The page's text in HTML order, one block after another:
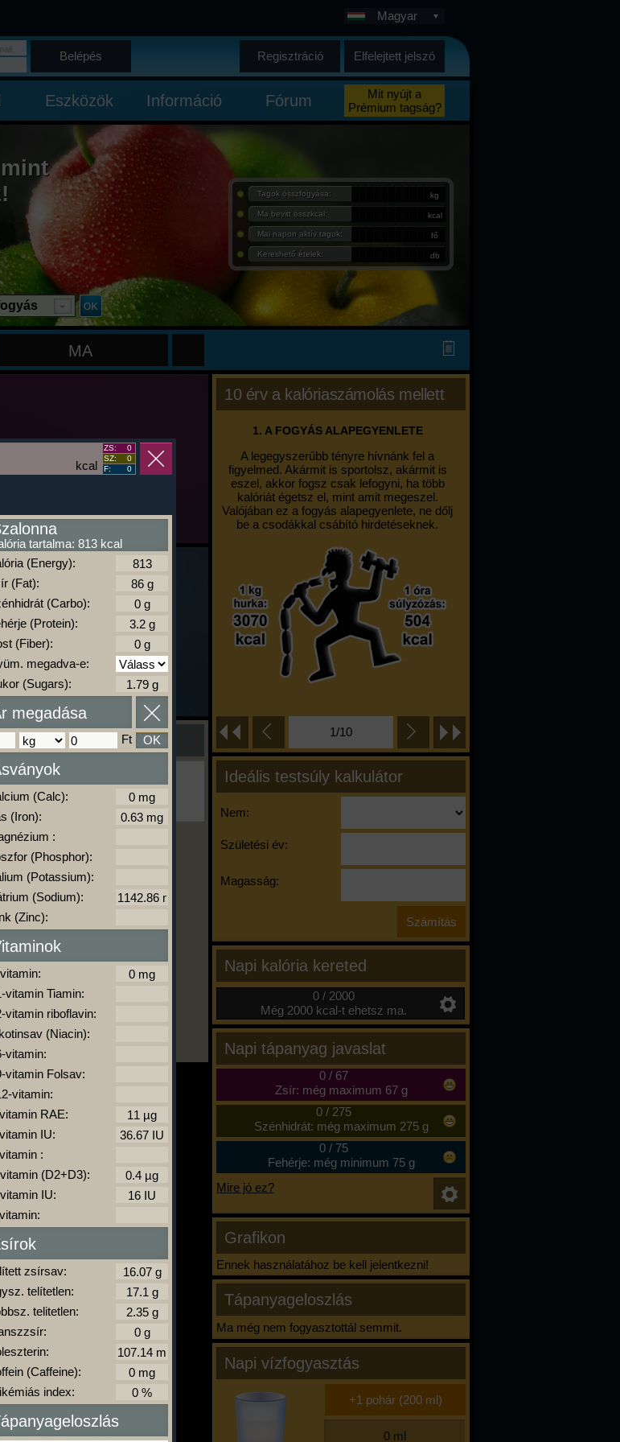
Magyar
Belépés Regisztráció Elfelejtett jelszó
Eszközök Információ Fórum
Mit nyújt a
Prémium tagság?
Tagok összfogyása: kg
Ma bevitt összkcal: kcal
Mai napon aktív tagok: fő
Kereshető ételek: db
MA
10 érv a kalóriaszámolás mellett
1. A FOGYÁS ALAPEGYENLETE
A legegyszerűbb tényre hívnánk fel a
figyelmed. Akármit is sportolsz, akármit is
eszel, akkor fogsz csak lefogyni, ha több
kalóriát égetsz el, mint amit megeszel.
Valójában ez a fogyás alapegyenlete, ne dőlj
be a csodákkal csábító hirdetéseknek.
1/10
Ideális testsúly kalkulátor
Nem:
Születési év:
Magasság:
Napi kalória kereted
0 / 2000
Még 2000 kcal-t ehetsz ma.
Napi tápanyag javaslat
0/ 67
Zsír: még maximum 67 g
0/ 275
Szénhidrát: még maximum 275 g
0/ 75
Fehérje: még minimum 75 g
Mire jó ez?
Grafikon
Ennek használatához be kell jelentkezni!
Tápanyageloszlás
Ma még nem fogyasztottál semmit.
Napi vízfogyasztás
nem eszel/sportolsz többet,
a kiértékelésre!
Szimulátor Prémium funkció.
-
kcal
ZS:
0
SZ:
0
F:
0
tartalma: 813 kcal
(Energy):
(Fat):
(Carbo):
(Protein):
(Fiber):
megadva-e:
(Sugars):
megadása
Ft OK
(Calc):
(Iron):
:
(Phosphor):
(Potassium):
(Sodium):
(Zinc):
vitamin Tiamin:
vitamin riboflavin:
(Niacin):
vitamin:
vitamin Folsav:
vitamin:
RAE:
IU:
:
(D2+D3):
IU:
zsírsav:
telítetlen:
telitetlen:
(Caffeine):
index: